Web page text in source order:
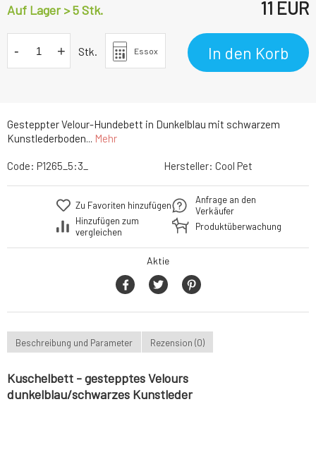
Gesteppter Velour-Hundebett in Dunkelblau mit schwarzem
Kunstlederboden... Mehr
Auf Lager > 5 Stk. 11 EUR
- + Stk. Essox In den Korb
Code: P1265_5:3_ Hersteller: Cool Pet
Zu Favoriten hinzufügen
Hinzufügen zum
vergleichen
Anfrage an den
Verkäufer
Produktüberwachung
Aktie
Beschreibung und Parameter Rezension (0)
Kuschelbett - gestepptes Velours
dunkelblau/schwarzes Kunstleder